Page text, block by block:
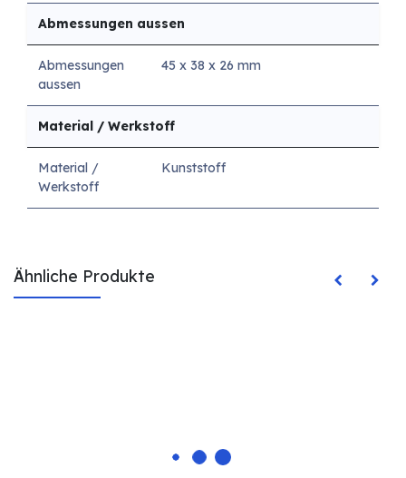
Abmessungen aussen
Abmessungen
aussen
45 x 38 x 26 mm
Material / Werkstoff
Material /
Werkstoff
Kunststoff
Ähnliche Produkte